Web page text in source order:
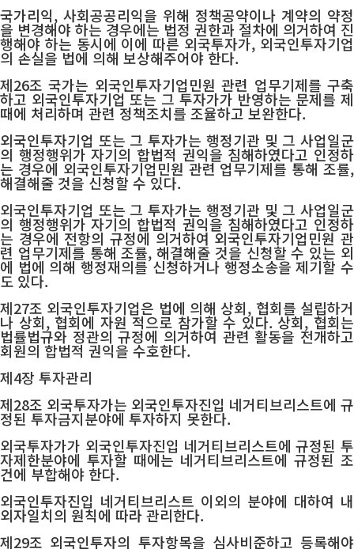
국가리익, 사회공공리익을 위해 정책공약이나 계약의 약정
을 변경해야 하는 경우에는 법정 권한과 절차에 의거하여 진
행해야 하는 동시에 이에 따른 외국투자가, 외국인투자기업
의 손실을 법에 의해 보상해주어야 한다.
제26조 국가는 외국인투자기업민원 관련 업무기제를 구축
하고 외국인투자기업 또는 그 투자가가 반영하는 문제를 제
때에 처리하며 관련 정책조치를 조율하고 보완한다.
외국인투자기업 또는 그 투자가는 행정기관 및 그 사업일군
의 행정행위가 자기의 합법적 권익을 침해하였다고 인정하
는 경우에 외국인투자기업민원 관련 업무기제를 통해 조률,
해결해줄 것을 신청할 수 있다.
외국인투자기업 또는 그 투자가는 행정기관 및 그 사업일군
의 행정행위가 자기의 합법적 권익을 침해하였다고 인정하
는 경우에 전항의 규정에 의거하여 외국인투자기업민원 관
련 업무기제를 통해 조률, 해결해줄 것을 신청할 수 있는 외
에 법에 의해 행정재의를 신청하거나 행정소송을 제기할 수
도 있다.
제27조 외국인투자기업은 법에 의해 상회, 협회를 설립하거
나 상회, 협회에 자원 적으로 참가할 수 있다. 상회, 협회는
법률법규와 정관의 규정에 의거하여 관련 활동을 전개하고
회원의 합법적 권익을 수호한다.
제4장 투자관리
제28조 외국투자가는 외국인투자진입 네거티브리스트에 규
정된 투자금지분야에 투자하지 못한다.
외국투자가가 외국인투자진입 네거티브리스트에 규정된 투
자제한분야에 투자할 때에는 네거티브리스트에 규정된 조
건에 부합해야 한다.
외국인투자진입 네거티브리스트 이외의 분야에 대하여 내
외자일치의 원칙에 따라 관리한다.
제29조 외국인투자의 투자항목을 심사비준하고 등록해야